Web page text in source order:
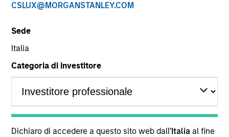
CSLUX@MORGANSTANLEY.COM
Sede
Italia
Categoria di investitore
Dichiaro di accedere a questo sito web dall’Italia al fine
YEARS OF INDUSTRY EXPERIENCE
13 Years
Morgan Stanley Expansion Capital